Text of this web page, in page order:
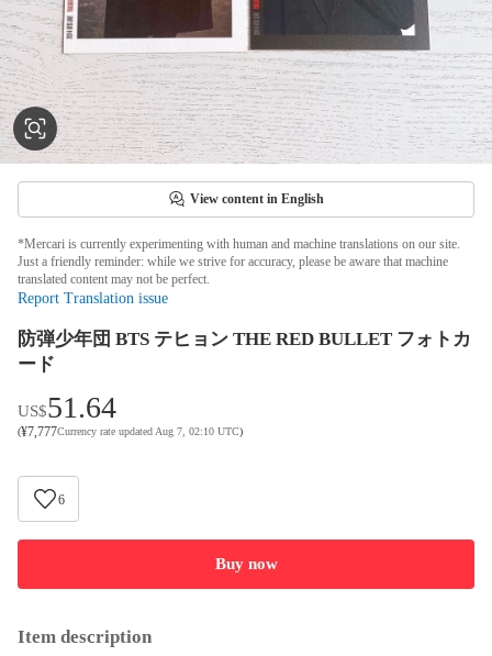
View content in English
*Mercari is currently experimenting with human and machine translations on our site.
Just a friendly reminder: while we strive for accuracy, please be aware that machine
translated content may not be perfect.
Report Translation issue
防弾少年団 BTS テヒョン THE RED BULLET フォトカ
ード
US$51.64
(¥7,777Currency rate updated Aug 7, 02:10 UTC)
6
Buy now
Item description